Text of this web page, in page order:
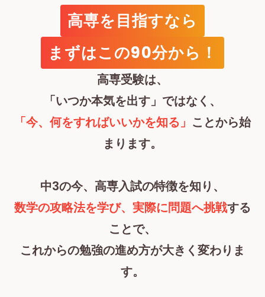
高専を目指すなら
まずはこの90分から！
高専受験は、
「いつか本気を出す」ではなく、
「今、何をすればいいかを知る」 ことから始
まります。
中3の今、高専入試の特徴を知り、
数学の攻略法を学び、実際に問題へ挑戦する
ことで、
これからの勉強の進め方が大きく変わりま
す。